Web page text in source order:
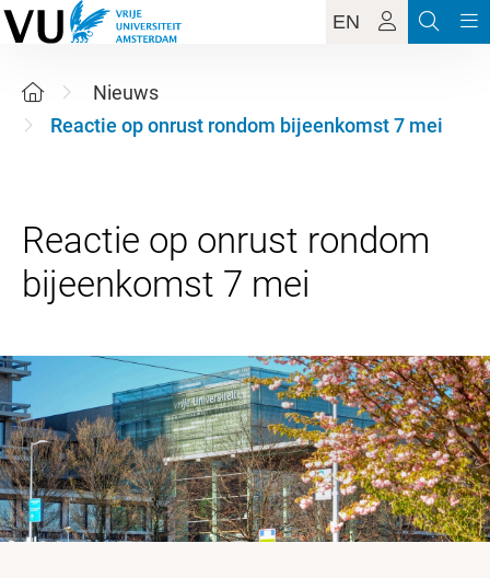
EN
Nieuws
Reactie op onrust rondom bijeenkomst 7 mei
Reactie op onrust rondom